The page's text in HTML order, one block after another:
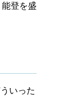
登を盛
いった